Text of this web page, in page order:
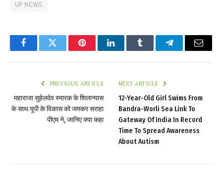
UP NEWS
FacebookTwitter PinterestLinkedInTumblr TelegramEmail
PREVIOUS ARTICLE
महाराजा सुहेलदेव स्मारक के शिलान्यास
के साथ यूपी के विकास को जमकर सराहा
पीएम ने, जानिए क्या कहा
NEXT ARTICLE
12-Year-Old Girl Swims From
Bandra-Worli Sea Link To
Gateway Of India In Record
Time To Spread Awareness
About Autism